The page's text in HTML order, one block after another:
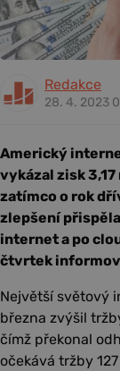
Redakce
28. 4. 2023
Americký
vykázal zisk
zatímco o rok
zlepšení
internet a po
čtvrtek
Největší světový
března zvýšil
čímž překonal
očekává tržby